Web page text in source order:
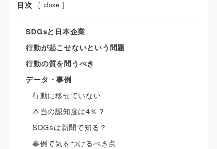
目次 [ close ]
SDGsと日本企業
行動が起こせないという問題
行動の質を問うべき
データ・事例
行動に移せていない
本当の認知度は4％？
SDGsは新聞で知る？
事例で気をつけるべき点